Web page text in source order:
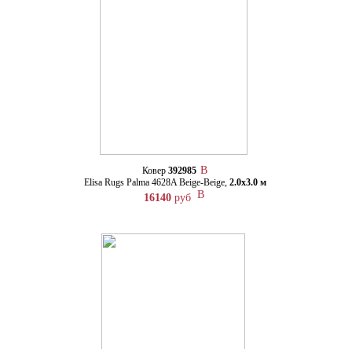
Ковер 392985
Elisa Rugs Palma 4628A Beige-Beige, 2.0х3.0 м
16140 руб